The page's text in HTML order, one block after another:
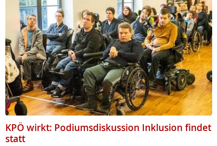
KPÖ wirkt: Podiumsdiskussion Inklusion findet
statt